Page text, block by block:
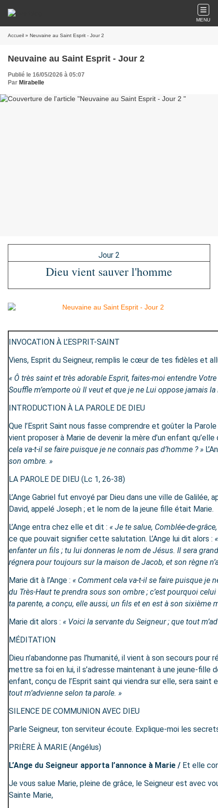
MENU
Accueil » Neuvaine au Saint Esprit - Jour 2
Neuvaine au Saint Esprit - Jour 2
Publié le 16/05/2026 à 05:07
Par Mirabelle
Jour 2
Dieu vient sauver l'homme
INVOCATION À L’ESPRIT-SAINT
Viens, Esprit du Seigneur, remplis le cœur de tes fidèles et
« Ô très saint et très adorable Esprit, faites-moi entendre
Souffle m’emporte où Il veut et que je ne Lui oppose jamais
INTRODUCTION À LA PAROLE DE DIEU
Que l’Esprit Saint nous fasse comprendre et goûter la Parole
vient proposer à Marie de devenir la mère d’un enfant
cela va-t-il se faire puisque je ne connais pas d’homme ? »
son ombre. »
LA PAROLE DE DIEU (Lc 1, 26-38)
L’Ange Gabriel fut envoyé par Dieu dans une ville de
David, appelé Joseph ; et le nom de la jeune fille était Marie.
L’Ange entra chez elle et dit : « Je te salue, Comblée-de-
ce que pouvait signifier cette salutation. L’Ange lui dit alors :
enfanter un fils ; tu lui donneras le nom de Jésus. Il sera
régnera pour toujours sur la maison de Jacob, et son règne
Marie dit à l’Ange : « Comment cela va-t-il se faire puisque je
du Très-Haut te prendra sous son ombre ; c’est pourquoi
ta parente, a conçu, elle aussi, un fils et en est à son sixième
Marie dit alors : « Voici la servante du Seigneur ; que tout
MÉDITATION
Dieu n’abandonne pas l’humanité, il vient à son secours
mettre sa foi en lui, il s’adresse maintenant à une jeune-fille
enfant, conçu de l’Esprit saint qui viendra sur elle, sera saint
tout m’advienne selon ta parole. »
SILENCE DE COMMUNION AVEC DIEU
Parle Seigneur, ton serviteur écoute. Explique-moi les
PRIÈRE À MARIE (Angélus)
L’Ange du Seigneur apporta l’annonce à Marie / Et elle
Je vous salue Marie, pleine de grâce, le Seigneur est avec
Sainte Marie,